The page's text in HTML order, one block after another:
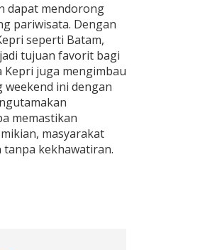
dapat mendorong
pariwisata. Dengan
seperti Batam,
tujuan favorit bagi
Kepri juga mengimbau
ini dengan
memastikan
masyarakat
kekhawatiran.